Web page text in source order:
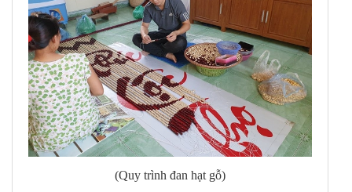
(Quy trình đan hạt gỗ)